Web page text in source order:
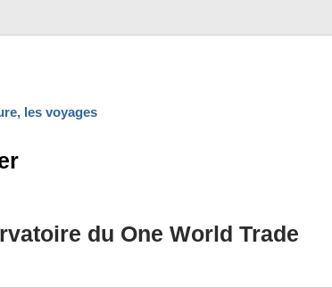
les voyages
du One World Trade